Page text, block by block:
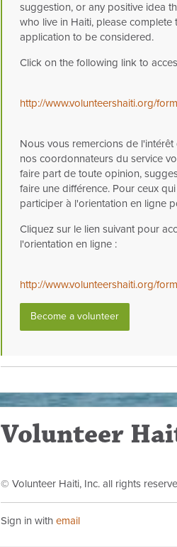
suggestion, or any positive idea
who live in Haiti, please
application to be considered.
Click on the following link to
http://www.volunteershaiti.org/
Nous vous remercions de
nos coordonnateurs du service
faire part de toute opinion,
faire une différence. Pour ceux
participer à l'orientation en ligne
Cliquez sur le lien suivant pour
l'orientation en ligne :
http://www.volunteershaiti.org/
Become a volunteer
Volunteer
© Volunteer Haiti, Inc. all rights
Sign in with email